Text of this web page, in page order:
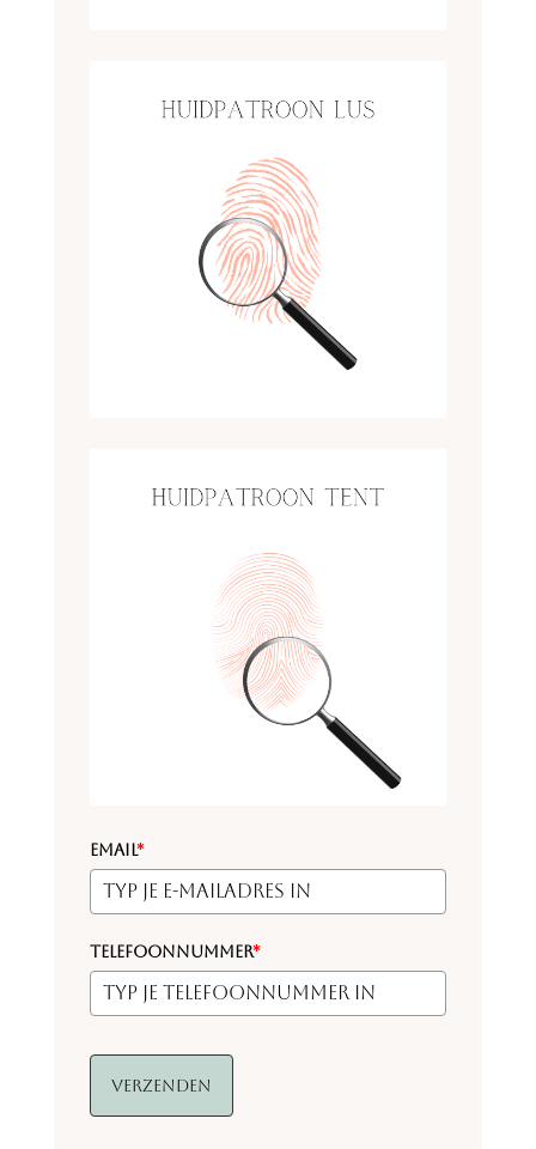
Email*
Telefoonnummer*
Verzenden